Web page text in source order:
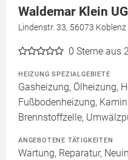
Waldemar Klein UG
Lindenstr. 33, 56073
0 Sterne aus
HEIZUNG SPEZIALGEBIETE
Gasheizung, Ölheizung,
Fußbodenheizung,
Brennstoffzelle,
ANGEBOTENE TÄTIGKEITEN
Wartung, Reparatur,